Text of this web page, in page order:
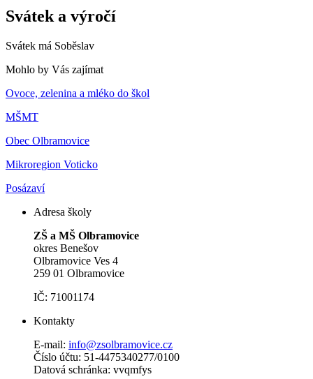
Svátek a výročí
Svátek má Soběslav
Mohlo by Vás zajímat
Ovoce, zelenina a mléko do škol
MŠMT
Obec Olbramovice
Mikroregion Voticko
Posázaví
Adresa školy
ZŠ a MŠ Olbramovice
okres Benešov
Olbramovice Ves 4
259 01 Olbramovice
IČ: 71001174
Kontakty
E-mail: info@zsolbramovice.cz
Číslo účtu: 51-4475340277/0100
Datová schránka: vvqmfys